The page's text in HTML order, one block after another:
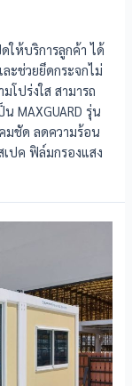
ให้บริการลูกค้า ได้
ะช่วยยึดกระจกไม่
โปร่งใส สามารถ
MAXGUARD รุ่น
มชัด ลดความร้อน
เปค ฟิล์มกรองแสง